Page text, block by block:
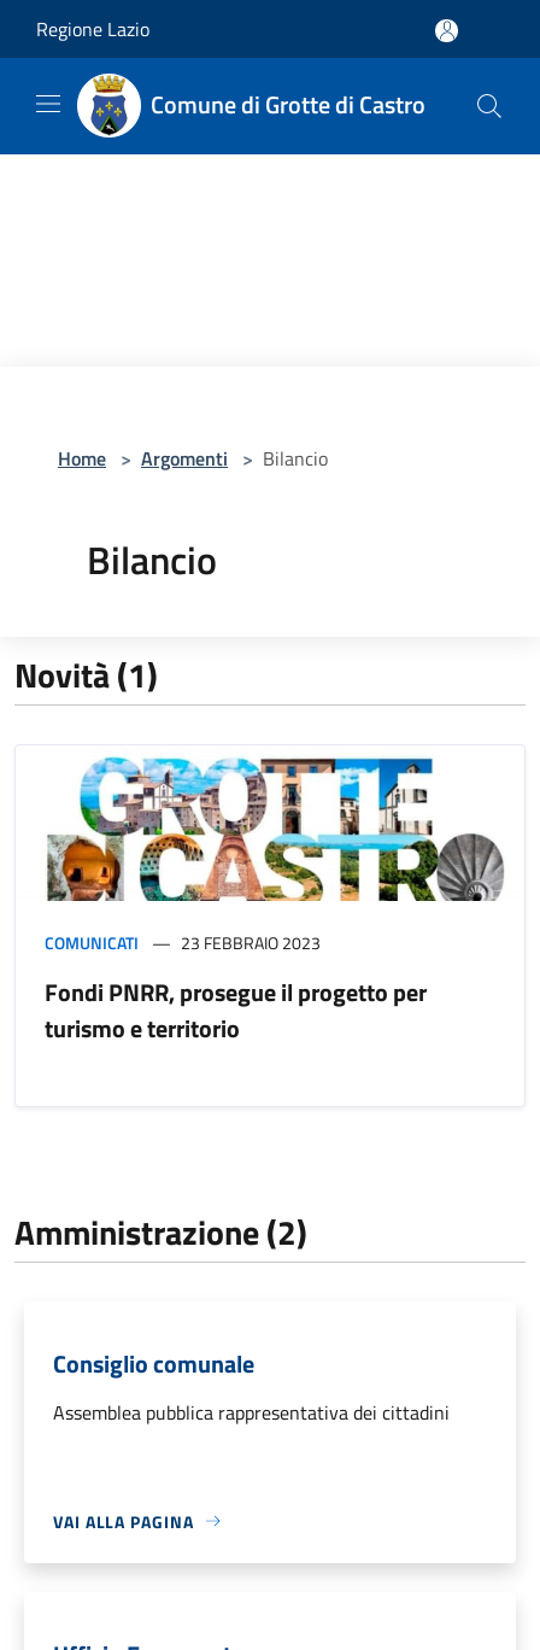
Regione Lazio
Comune di Grotte di Castro
Home > Argomenti > Bilancio
Bilancio
Novità (1)
COMUNICATI 23 FEBBRAIO 2023
Fondi PNRR, prosegue il progetto per
turismo e territorio
Amministrazione (2)
Consiglio comunale
Assemblea pubblica rappresentativa dei cittadini
VAI ALLA PAGINA